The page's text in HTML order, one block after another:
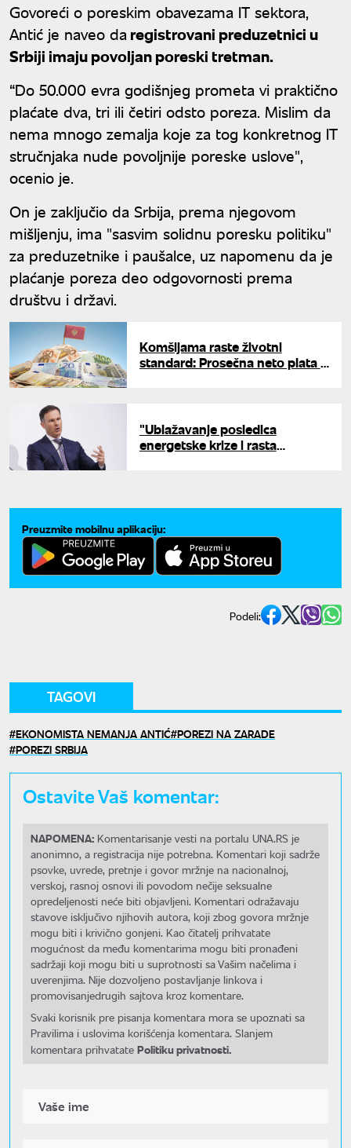
Govoreći o poreskim obavezama IT sektora,
Antić je naveo da registrovani preduzetnici u
Srbiji imaju povoljan poreski tretman.
“Do 50.000 evra godišnjeg prometa vi praktično
plaćate dva, tri ili četiri odsto poreza. Mislim da
nema mnogo zemalja koje za tog konkretnog IT
stručnjaka nude povoljnije poreske uslove",
ocenio je.
On je zaključio da Srbija, prema njegovom
mišljenju, ima "sasvim solidnu poresku politiku"
za preduzetnike i paušalce, uz napomenu da je
plaćanje poreza deo odgovornosti prema
društvu i državi.
Komšijama raste životni
standard: Prosečna neto plata u
"Ublažavanje posledica
energetske krize i rasta
Preuzmite mobilnu aplikaciju:
Podeli:
TAGOVI
EKONOMISTA NEMANJA ANTIĆ POREZI NA ZARADE
POREZI SRBIJA
Ostavite Vaš komentar:
NAPOMENA: Komentarisanje vesti na portalu UNA.RS je
anonimno, a registracija nije potrebna. Komentari koji sadrže
psovke, uvrede, pretnje i govor mržnje na nacionalnoj,
verskoj, rasnoj osnovi ili povodom nečije seksualne
opredeljenosti neće biti objavljeni. Komentari odražavaju
stavove isključivo njihovih autora, koji zbog govora mržnje
mogu biti i krivično gonjeni. Kao čitatelj prihvatate
mogućnost da među komentarima mogu biti pronađeni
sadržaji koji mogu biti u suprotnosti sa Vašim načelima i
uverenjima. Nije dozvoljeno postavljanje linkova i
promovisanjedrugih sajtova kroz komentare.
Svaki korisnik pre pisanja komentara mora se upoznati sa
Pravilima i uslovima korišćenja komentara. Slanjem
komentara prihvatate Politiku privatnosti.